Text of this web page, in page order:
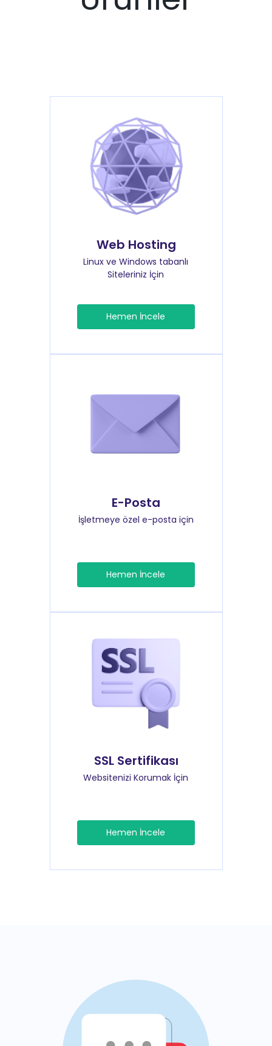
Web Hosting
Linux ve Windows tabanlı
Siteleriniz İçin
Hemen İncele
E-Posta
İşletmeye özel e-posta için
Hemen İncele
SSL Sertifikası
Websitenizi Korumak İçin
Hemen İncele